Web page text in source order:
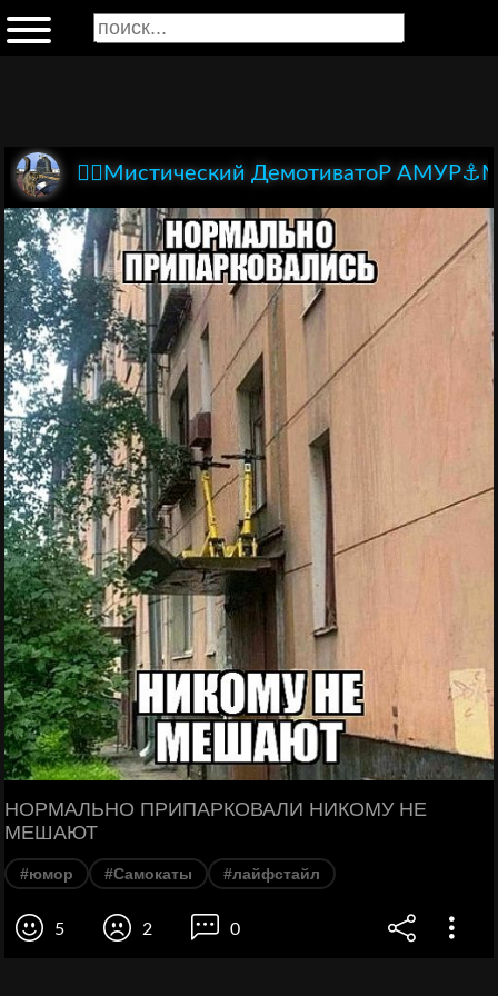
🏴‍☠️Мистический ДемотиватоР
НОРМАЛЬНО ПРИПАРКОВАЛИ НИКОМУ НЕ
МЕШАЮТ
#юмор #Самокаты #лайфстайл
5 2 0